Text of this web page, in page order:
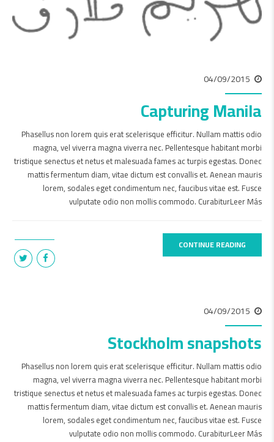
04/09/2015
Capturing Manila
Phasellus non lorem quis erat scelerisque efficitur. Nullam mattis odio
magna, vel viverra magna viverra nec. Pellentesque habitant morbi
tristique senectus et netus et malesuada fames ac turpis egestas. Donec
mattis fermentum diam, vitae dictum est convallis et. Aenean mauris
lorem, sodales eget condimentum nec, faucibus vitae est. Fusce
vulputate odio non mollis commodo. CurabiturLeer Más
CONTINUE READING
04/09/2015
Stockholm snapshots
Phasellus non lorem quis erat scelerisque efficitur. Nullam mattis odio
magna, vel viverra magna viverra nec. Pellentesque habitant morbi
tristique senectus et netus et malesuada fames ac turpis egestas. Donec
mattis fermentum diam, vitae dictum est convallis et. Aenean mauris
lorem, sodales eget condimentum nec, faucibus vitae est. Fusce
vulputate odio non mollis commodo. CurabiturLeer Más